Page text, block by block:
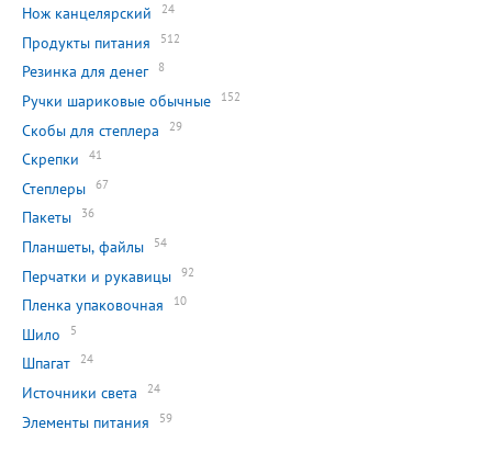
Нож канцелярский 24
Продукты питания 512
Резинка для денег 8
Ручки шариковые обычные 152
Скобы для степлера 29
Скрепки 41
Степлеры 67
Пакеты 36
Планшеты, файлы 54
Перчатки и рукавицы 92
Пленка упаковочная 10
Шило 5
Шпагат 24
Источники света 24
Элементы питания 59